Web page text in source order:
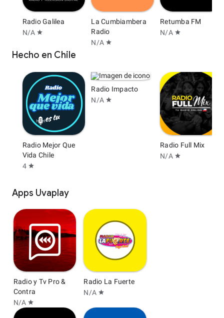
Radio Galilea
N/A star
La Cumbiambera
Radio
N/A star
Retumba FM
N/A star
Hecho en Chile
Radio Mejor Que
Vida Chile
4 star
Radio Impacto
N/A star
Radio Full Mix
N/A star
Apps Uvaplay
Radio y Tv Pro &
Contra
N/A star
Radio La Fuerte
N/A star